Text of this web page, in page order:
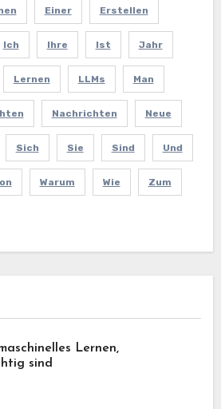
Einer Erstellen
Ich Ihre Ist Jahr
Lernen LLMs Man
Nachrichten Neue
Sich Sie Sind Und
Warum Wie Zum
Lernen,
sind